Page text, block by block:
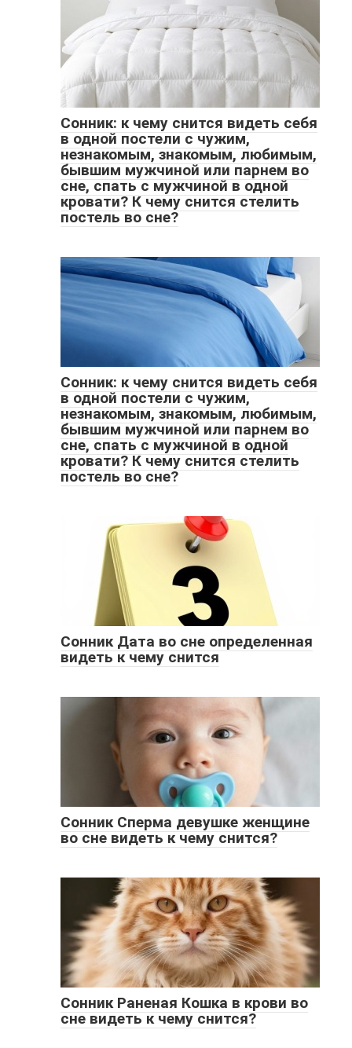
Сонник: к чему снится видеть себя
в одной постели с чужим,
незнакомым, знакомым, любимым,
бывшим мужчиной или парнем во
сне, спать с мужчиной в одной
кровати? К чему снится стелить
постель во сне?
Сонник: к чему снится видеть себя
в одной постели с чужим,
незнакомым, знакомым, любимым,
бывшим мужчиной или парнем во
сне, спать с мужчиной в одной
кровати? К чему снится стелить
постель во сне?
Сонник Дата во сне определенная
видеть к чему снится
Сонник Сперма девушке женщине
во сне видеть к чему снится?
Сонник Раненая Кошка в крови во
сне видеть к чему снится?